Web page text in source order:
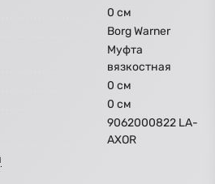
0 см
Borg Warner
Муфта
вязкостная
0 см
0 см
9062000822 LA-
AXOR